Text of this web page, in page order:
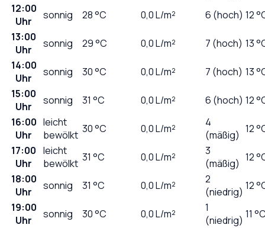
12:00
Uhr
sonnig 28°C 0,0L/m² 6 (hoch) 12
13:00
Uhr
sonnig 29°C 0,0L/m² 7 (hoch) 13
14:00
Uhr
sonnig 30°C 0,0L/m² 7 (hoch) 13
15:00
Uhr
sonnig 31 °C 0,0L/m² 6 (hoch) 12
16:00
Uhr
leicht
bewölkt 30°C 0,0L/m²
4
(mäßig) 12
17:00
Uhr
leicht
bewölkt 31 °C 0,0L/m²
3
(mäßig) 12
18:00
Uhr
sonnig 31 °C 0,0L/m²
2
(niedrig) 12
19:00
Uhr
sonnig 30°C 0,0L/m²
1
(niedrig) 11